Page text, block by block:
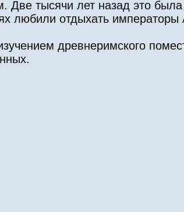
Две тысячи лет назад это
любили отдыхать
древнеримского